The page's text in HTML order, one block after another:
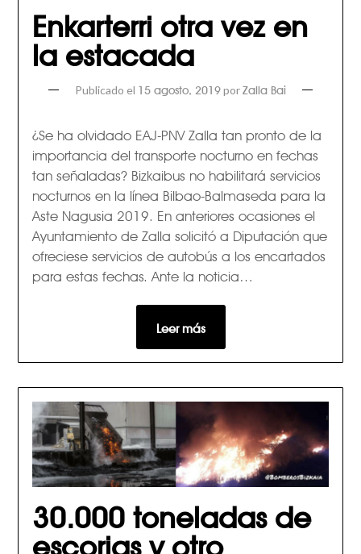
Enkarterri otra vez en
la estacada
Publicado el 15 agosto, 2019 por Zalla Bai
¿Se ha olvidado EAJ-PNV Zalla tan pronto de la
importancia del transporte nocturno en fechas
tan señaladas? Bizkaibus no habilitará servicios
nocturnos en la línea Bilbao-Balmaseda para la
Aste Nagusia 2019. En anteriores ocasiones el
Ayuntamiento de Zalla solicitó a Diputación que
ofreciese servicios de autobús a los encartados
para estas fechas. Ante la noticia…
Leer más
30.000 toneladas de
escorias y otro